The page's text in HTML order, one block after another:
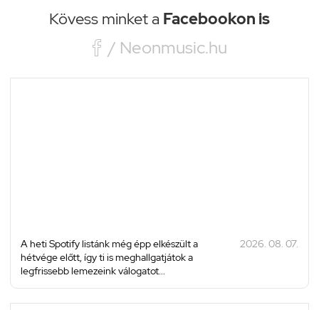
Kövess minket a Facebookon is
 / Neonmusic.hu
A heti Spotify listánk még épp elkészült a
hétvége előtt, így ti is meghallgatjátok a
legfrissebb lemezeink válogatot...
2026. 08. 07.